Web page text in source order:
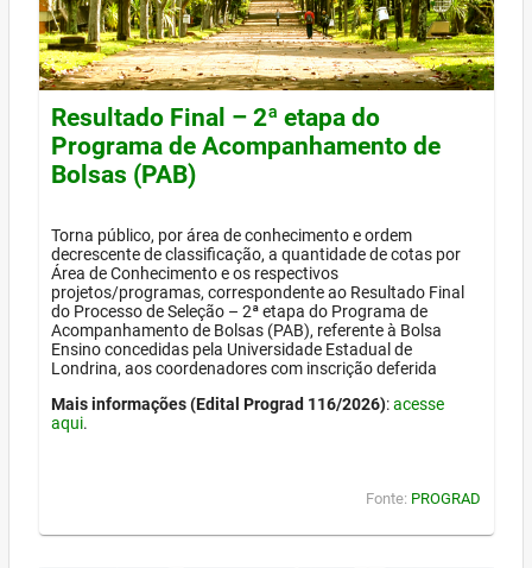
Resultado Final – 2ª etapa do
Programa de Acompanhamento de
Bolsas (PAB)
Torna público, por área de conhecimento e ordem
decrescente de classificação, a quantidade de cotas por
Área de Conhecimento e os respectivos
projetos/programas, correspondente ao Resultado Final
do Processo de Seleção – 2ª etapa do Programa de
Acompanhamento de Bolsas (PAB), referente à Bolsa
Ensino concedidas pela Universidade Estadual de
Londrina, aos coordenadores com inscrição deferida
Mais informações (Edital Prograd 116/2026):acesse
aqui.
Fonte: PROGRAD